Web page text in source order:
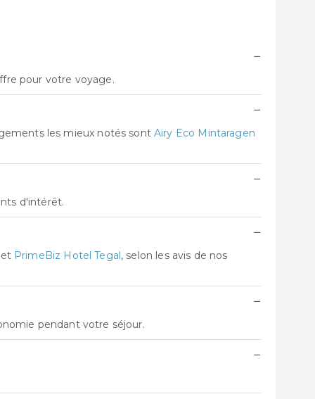
−
pour votre voyage.
−
les mieux notés sontAiry Eco Mintaragen
−
d'intérêt.
−
PrimeBiz Hotel Tegal, selon les avis de nos
−
pendant votre séjour.
−